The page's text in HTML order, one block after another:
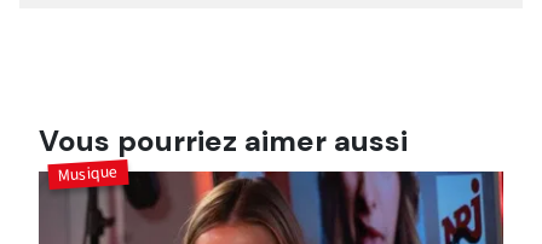
Vous pourriez aimer aussi
Musique